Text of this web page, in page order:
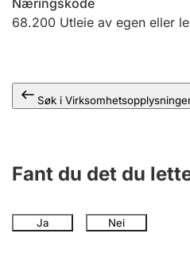
Næringskode
68.200 Utleie av egen eller
Søk i
Fant du det du
Ja Nei